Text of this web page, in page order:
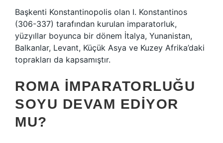
Başkenti Konstantinopolis olan I. Konstantinos
(306-337) tarafından kurulan imparatorluk,
yüzyıllar boyunca bir dönem İtalya, Yunanistan,
Balkanlar, Levant, Küçük Asya ve Kuzey Afrika’daki
toprakları da kapsamıştır.
ROMA İMPARATORLUĞU
SOYU DEVAM EDIYOR
MU?